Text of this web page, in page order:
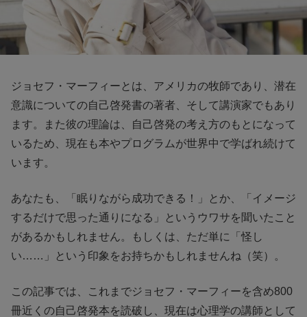
ジョセフ・マーフィーとは、アメリカの牧師であり、潜在
意識についての自己啓発書の著者、そして講演家でもあり
ます。また彼の理論は、自己啓発の考え方のもとになって
いるため、現在も本やプログラムが世界中で学ばれ続けて
います。
あなたも、「眠りながら成功できる！」とか、「イメージ
するだけで思った通りになる」というウワサを聞いたこと
があるかもしれません。もしくは、ただ単に「怪し
い……」という印象をお持ちかもしれませんね（笑）。
この記事では、これまでジョセフ・マーフィーを含め800
冊近くの自己啓発本を読破し、現在は心理学の講師として